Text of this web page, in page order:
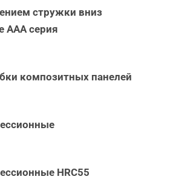
стружки вниз
ААА серия
композитных панелей
HRC55